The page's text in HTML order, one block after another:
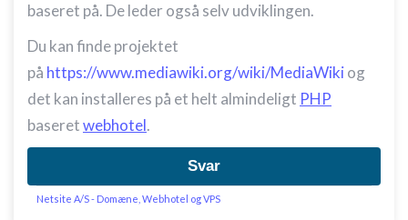
baseret på. De leder også selv udviklingen.
Du kan finde projektet
på https://www.mediawiki.org/wiki/MediaWiki og
det kan installeres på et helt almindeligt PHP
baseretwebhotel.
Svar
Netsite A/S - Domæne, Webhotel og VPS